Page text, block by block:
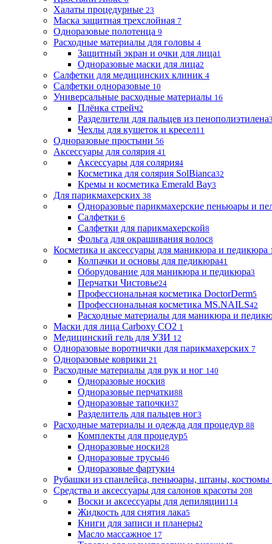
Халаты процедурные 23
Маска защитная трехслойная 7
Одноразовые полотенца 9
Расходные материалы для головы 4
Защитный экран и очки для лица1
Одноразовые маски для лица2
Салфетки для медицинских клиник 4
Салфетки одноразовые 10
Универсальные расходные материалы 16
Плёнка стрейч2
Разделители для пальцев из пенополиэтилена3
Чехлы для кушеток и кресел11
Одноразовые простыни 56
Аксессуары для солярия 41
Аксессуары для солярия4
Косметика для солярия SolBianca32
Кремы и косметика Emerald Bay3
Для парикмахерских 38
Одноразовые парикмахерские пеньюары и
Салфетки 6
Салфетки для парикмахерской8
Фольга для окрашивания волос8
Косметика и аксессуары для маникюра и педикюра
Колпачки и основы для педикюра41
Оборудование для маникюра и педикюра3
Перчатки Чистовье24
Профессиональная косметика DoctorDerm5
Профессиональная косметика MS.NAILS42
Расходные материалы для маникюра и
Маски для лица Carboxy CO2 1
Медицинский гель для УЗИ 12
Одноразовые воротнички для парикмахерских 7
Одноразовые коврики 21
Расходные материалы для рук и ног 140
Одноразовые носки8
Одноразовые перчатки88
Одноразовые тапочки37
Разделитель для пальцев ног3
Расходные материалы и одежда для процедур 88
Комплекты для процедур5
Одноразовые носки28
Одноразовые трусы46
Одноразовые фартуки4
Рубашки из спанлейса, пеньюары, штаны, костюмы
Средства и аксессуары для салонов красоты 208
Воски и аксессуары для депиляции114
Жидкость для снятия лака5
Книги для записи и планеры2
Масло массажное 17